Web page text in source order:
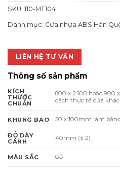
SKU: 110-MT104
Danh mục: Cửa nhựa ABS Hàn
LIÊN HỆ TƯ VẤN
Thông số sản phẩm
KÍCH
THƯỚC
CHUẨN
800 x 2.100 hoặc 900
cách thực tế của
KHUNG BAO 50 x 100mm làm
ĐỘ DÀY
CÁNH
40mm (± 2)
MÀU SẮC Gỗ